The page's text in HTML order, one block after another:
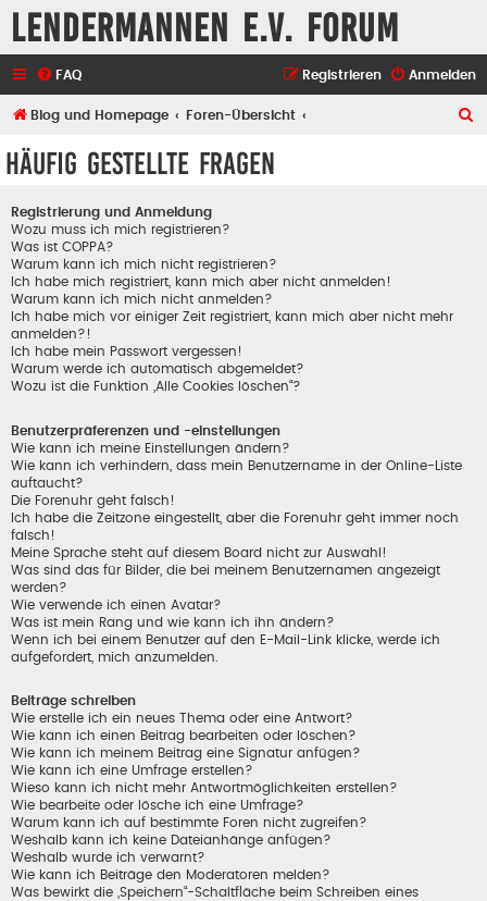
Lendermannen e.V. Forum
FAQ Anmelden
Registrieren
Blog und Homepage Foren-Übersicht
Häufig gestellte Fragen
Registrierung und Anmeldung
Wozu muss ich mich registrieren?
Was ist COPPA?
Warum kann ich mich nicht registrieren?
Ich habe mich registriert, kann mich aber nicht anmelden!
Warum kann ich mich nicht anmelden?
Ich habe mich vor einiger Zeit registriert, kann mich aber nicht mehr
anmelden?!
Ich habe mein Passwort vergessen!
Warum werde ich automatisch abgemeldet?
Wozu ist die Funktion „Alle Cookies löschen“?
Benutzerpräferenzen und -einstellungen
Wie kann ich meine Einstellungen ändern?
Wie kann ich verhindern, dass mein Benutzername in der Online-Liste
auftaucht?
Die Forenuhr geht falsch!
Ich habe die Zeitzone eingestellt, aber die Forenuhr geht immer noch
falsch!
Meine Sprache steht auf diesem Board nicht zur Auswahl!
Was sind das für Bilder, die bei meinem Benutzernamen angezeigt
werden?
Wie verwende ich einen Avatar?
Was ist mein Rang und wie kann ich ihn ändern?
Wenn ich bei einem Benutzer auf den E-Mail-Link klicke, werde ich
aufgefordert, mich anzumelden.
Beiträge schreiben
Wie erstelle ich ein neues Thema oder eine Antwort?
Wie kann ich einen Beitrag bearbeiten oder löschen?
Wie kann ich meinem Beitrag eine Signatur anfügen?
Wie kann ich eine Umfrage erstellen?
Wieso kann ich nicht mehr Antwortmöglichkeiten erstellen?
Wie bearbeite oder lösche ich eine Umfrage?
Warum kann ich auf bestimmte Foren nicht zugreifen?
Weshalb kann ich keine Dateianhänge anfügen?
Weshalb wurde ich verwarnt?
Wie kann ich Beiträge den Moderatoren melden?
Was bewirkt die „Speichern“-Schaltfläche beim Schreiben eines